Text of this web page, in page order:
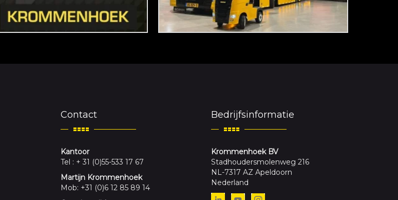
Contact
Kantoor
Tel : + 31 (0)55-533 17 67
Martijn Krommenhoek
Mob: +31 (0)6 12 85 89 14
Bedrijfsinformatie
Krommenhoek BV
Stadhoudersmolenweg 216
NL-7317 AZ Apeldoorn
Nederland